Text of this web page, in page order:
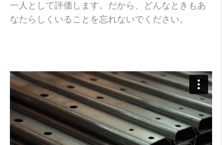
一人として評価します。だから、どんなときもあ
なたらしくいることを忘れないでください。